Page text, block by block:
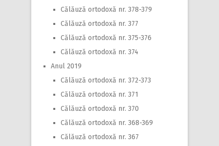
Călăuză ortodoxă nr. 378-379
Călăuză ortodoxă nr. 377
Călăuză ortodoxă nr. 375-376
Călăuză ortodoxă nr. 374
Anul 2019
Călăuză ortodoxă nr. 372-373
Călăuză ortodoxă nr. 371
Călăuză ortodoxă nr. 370
Călăuză ortodoxă nr. 368-369
Călăuză ortodoxă nr. 367